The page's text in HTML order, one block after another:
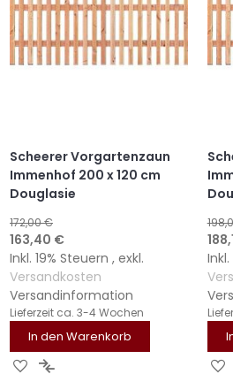
Scheerer Vorgartenzaun
Immenhof 200 x 120 cm
Douglasie
172,00 €
Sonderangebot
163,40 €
Inkl. 19% Steuern , exkl.
Versandkosten
Versandinformation
Lieferzeit ca. 3-4 Wochen
In den Warenkorb
ZURZUR